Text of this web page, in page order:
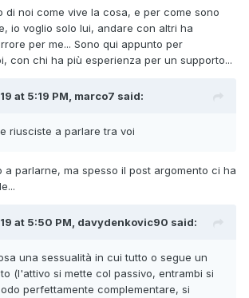
di noi come vive la cosa, e per come sono
io voglio solo lui, andare con altri ha
per me... Sono qui appunto per
con chi ha più esperienza per un supporto...
at 5:19 PM, marco7 said:
riusciste a parlare tra voi
a parlarne, ma spesso il post argomento ci ha
at 5:50 PM, davydenkovic90 said:
una sessualità in cui tutto o segue un
(l'attivo si mette col passivo, entrambi si
perfettamente complementare, si